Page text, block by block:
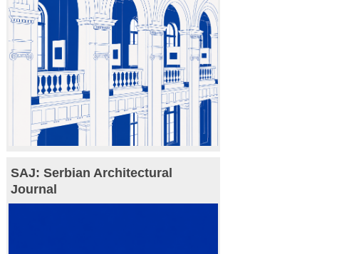
SAJ: Serbian Architectural
Journal